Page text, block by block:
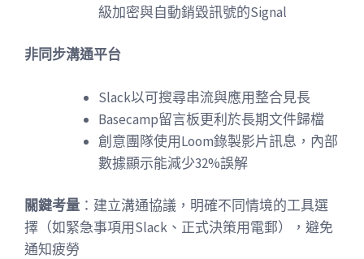
級加密與自動銷毀訊號的Signal
非同步溝通平台
Slack以可搜尋串流與應用整合見長
Basecamp留言板更利於長期文件歸檔
創意團隊使用Loom錄製影片訊息，內部
數據顯示能減少32%誤解
關鍵考量 ：建立溝通協議，明確不同情境的工具選
擇（如緊急事項用Slack、正式決策用電郵），避免
通知疲勞